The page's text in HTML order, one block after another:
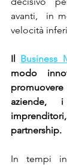
avanti,  in
velocità
Il Business
modo
aziende,
partnership.
In tempi